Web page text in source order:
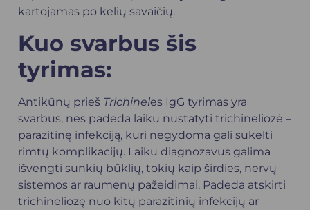
kartojamas po kelių savaičių.
Kuo svarbus šis
tyrimas:
Antikūnų prieš Trichineles IgG tyrimas yra
svarbus, nes padeda laiku nustatyti trichineliozė –
parazitinę infekciją, kuri negydoma gali sukelti
rimtų komplikacijų. Laiku diagnozavus galima
išvengti sunkių būklių, tokių kaip širdies, nervų
sistemos ar raumenų pažeidimai. Padeda atskirti
trichineliozę nuo kitų parazitinių infekcijų ar